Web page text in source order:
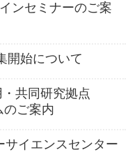
ンセミナーのご案
開始について
共同研究拠点
のご案内
サイエンスセンター